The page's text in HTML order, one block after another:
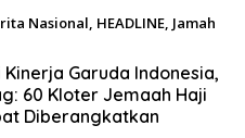
Nasional, HEADLINE, Jamah
Kinerja Garuda Indonesia,
60 Kloter Jemaah Haji
Diberangkatkan